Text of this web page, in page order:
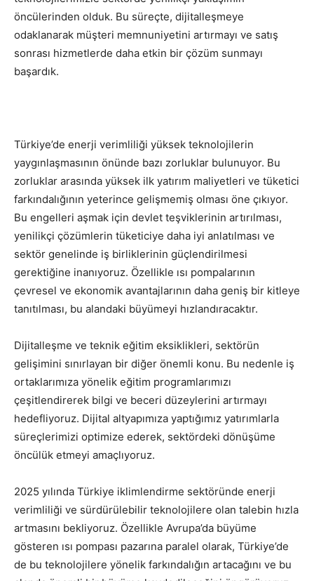
öncülerinden olduk. Bu süreçte, dijitalleşmeye
odaklanarak müşteri memnuniyetini artırmayı ve satış
sonrası hizmetlerde daha etkin bir çözüm sunmayı
başardık.
Türkiye’de enerji verimliliği yüksek teknolojilerin
yaygınlaşmasının önünde bazı zorluklar bulunuyor. Bu
zorluklar arasında yüksek ilk yatırım maliyetleri ve tüketici
farkındalığının yeterince gelişmemiş olması öne çıkıyor.
Bu engelleri aşmak için devlet teşviklerinin artırılması,
yenilikçi çözümlerin tüketiciye daha iyi anlatılması ve
sektör genelinde iş birliklerinin güçlendirilmesi
gerektiğine inanıyoruz. Özellikle ısı pompalarının
çevresel ve ekonomik avantajlarının daha geniş bir kitleye
tanıtılması, bu alandaki büyümeyi hızlandıracaktır.
Dijitalleşme ve teknik eğitim eksiklikleri, sektörün
gelişimini sınırlayan bir diğer önemli konu. Bu nedenle iş
ortaklarımıza yönelik eğitim programlarımızı
çeşitlendirerek bilgi ve beceri düzeylerini artırmayı
hedefliyoruz. Dijital altyapımıza yaptığımız yatırımlarla
süreçlerimizi optimize ederek, sektördeki dönüşüme
öncülük etmeyi amaçlıyoruz.
2025 yılında Türkiye iklimlendirme sektöründe enerji
verimliliği ve sürdürülebilir teknolojilere olan talebin hızla
artmasını bekliyoruz. Özellikle Avrupa’da büyüme
gösteren ısı pompası pazarına paralel olarak, Türkiye’de
de bu teknolojilere yönelik farkındalığın artacağını ve bu